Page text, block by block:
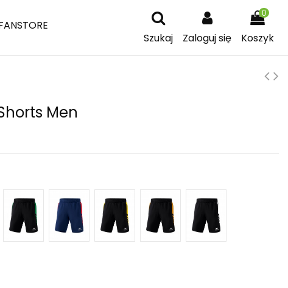
Szukaj
Zaloguj się
0
Koszyk
Men